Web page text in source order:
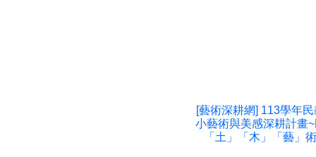
[藝術深耕網] 113學年
小藝術與美感深耕計畫
「土」「木」「藝」